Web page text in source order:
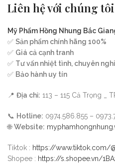
Liên hệ với chúng tôi
Mỹ Phẩm Hồng Nhung Bắc
✅ Sản phẩm chính hãng 100%
✅ Giá cả cạnh tranh
✅ Tư vấn nhiệt tình, chuyên
✅ Bảo hành uy tín
📍 Địa chỉ: 113 – 115 Cả Trọng _
📞 Hotline: 0974.586.855 –
🌐Website:
Tiktok : https://www.tiktok.com/
Shopee : https://s.shopee.vn/